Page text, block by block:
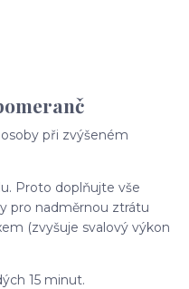
při zvýšeném
Proto doplňujte vše
pro nadměrnou ztrátu
(zvyšuje svalový výkon
15 minut.